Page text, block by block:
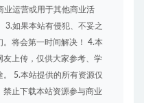
业运营或用于其他商业活
3.如果本站有侵犯、不妥之
将会第一时间解决！ 4.本
友上传，仅供大家参考、学
5.本站提供的所有资源仅
止下载本站资源参与商业